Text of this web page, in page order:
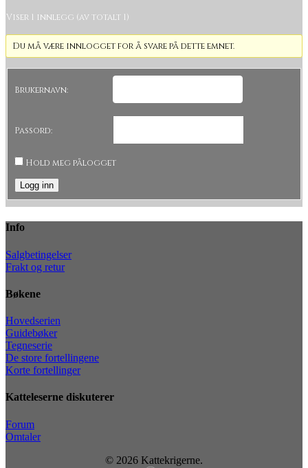
Viser 1 innlegg (av totalt 1)
Du må være innlogget for å svare på dette emnet.
Brukernavn:
Passord:
Hold meg pålogget
Logg inn
Info
Salgbetingelser
Frakt og retur
Bøkene
Hovedserien
Guidebøker
Tegneserie
De store fortellingene
Korte fortellinger
Katteleserne diskuterer
Forum
Omtaler
© 2026 Kattekrigerne.